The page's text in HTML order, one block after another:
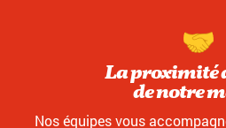
La proximité
de notre
Nos équipes vous